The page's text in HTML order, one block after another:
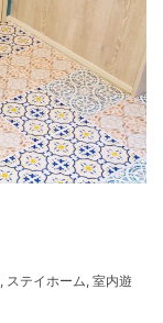
, ステイホーム, 室内遊